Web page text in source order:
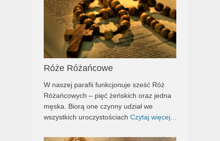
Róże Różańcowe
W naszej parafii funkcjonuje sześć Róż
Różańcowych – pięć żeńskich oraz jedna
męska. Biorą one czynny udział we
wszystkich uroczystościach Czytaj więcej...